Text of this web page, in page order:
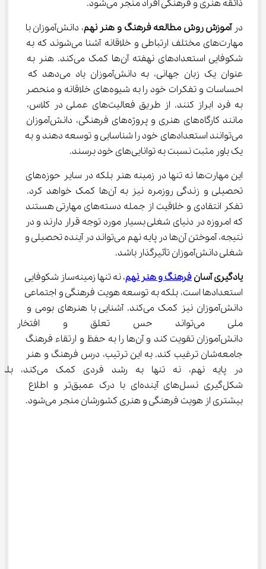
ذائقه هنری و فرهنگی افراد منجر می‌شود.
در آموزش روش مطالعه فرهنگ و هنر نهم
، دانش‌آموزان با
مهارت‌های مختلف ارتباطی و خلاقانه آشنا می‌شوند که به
شکوفایی استعدادهای نهفته آن‌ها کمک می‌کند. هنر به
عنوان یک زبان جهانی، به دانش‌آموزان یاد می‌دهد که
احساسات و تفکرات خود را به شیوه‌های خلاقانه و منحصر
به فرد ابراز کنند. از طریق فعالیت‌های عملی در کلاس،
مانند کارگاه‌های هنری و پروژه‌های فرهنگی، دانش‌آموزان
می‌توانند استعدادهای خود را شناسایی و توسعه دهند و به
یک باور مثبت نسبت به توانایی‌های خود برسند.
این مهارت‌ها نه تنها در زمینه هنر بلکه در سایر حوزه‌های
تحصیلی و زندگی روزمره نیز به آن‌ها کمک خواهد کرد.
تفکر انتقادی و خلاقیت از جمله دسته‌های مهارتی هستند
که امروزه در دنیای شغلی بسیار مورد توجه قرار دارند و در
نتیجه، آموختن آن‌ها در پایه نهم می‌تواند در آینده تحصیلی و
شغلی دانش‌آموزان تأثیرگذار باشد.
یادگیری آسان فرهنگ و هنر نهم
، نه تنها زمینه‌ساز شکوفایی
استعدادها است، بلکه به توسعه هویت فرهنگی و اجتماعی
دانش‌آموزان نیز کمک می‌کند. آشنایی با هنرهای بومی و
ملی می‌تواند حس تعلق و
دانش‌آموزان تقویت کند و آن‌ها را به حفظ و ارتقاء فرهنگ
جامعه‌شان ترغیب کند. به این ترتیب، درس فرهنگ و هنر
در پایه نهم، نه تنها به رشد
شکل‌گیری نسل‌های آینده‌ای با درک عمیق‌تر و اطلاع
بیشتری از هویت فرهنگی و هنری کشورشان منجر می‌شود.